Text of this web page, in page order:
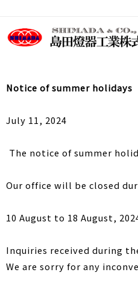
Notice of summer holidays
July 11, 2024
The notice of summer
Our office will be closed
10 August to 18 August,
Inquiries received during
We are sorry for any